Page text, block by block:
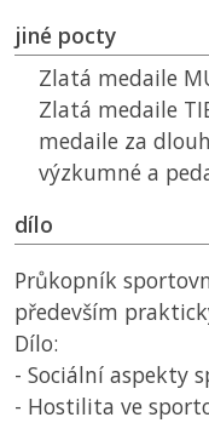
jiné pocty
Zlatá medaile
Zlatá medaile
medaile za
výzkumné a
dílo
Průkopník
především
Dílo:
- Sociální aspekty
- Hostilita ve